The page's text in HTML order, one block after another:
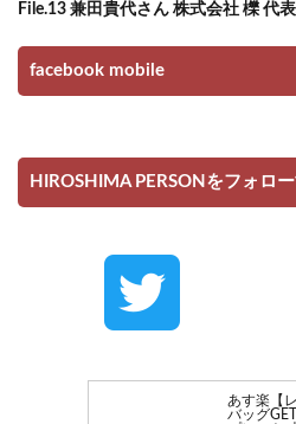
File.13 兼田貴代さん 株式会社 櫟 代
facebook mobile
HIROSHIMA PERSONをフォロ
あす楽【
バッグ